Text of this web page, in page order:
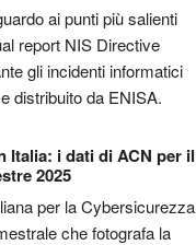
ai punti più salienti
report NIS Directive
gli incidenti informatici
distribuito da ENISA.
Italia: i dati di ACN per il
2025
per la Cybersicurezza
che fotografa la